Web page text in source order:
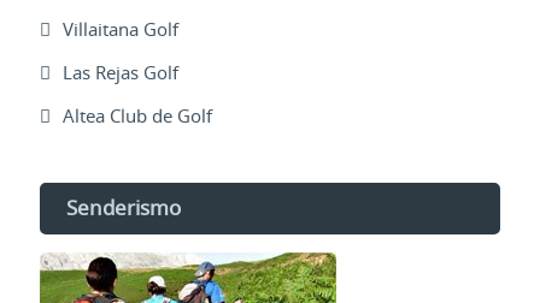
Villaitana Golf
Las Rejas Golf
Altea Club de Golf
Senderismo